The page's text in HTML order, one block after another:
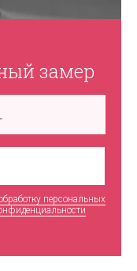
замер
персональных